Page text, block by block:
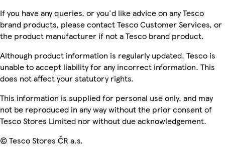
If you have any queries, or you'd like advice on any Tesco
brand products, please contact Tesco Customer Services, or
the product manufacturer if not a Tesco brand product.
Although product information is regularly updated, Tesco is
unable to accept liability for any incorrect information. This
does not affect your statutory rights.
This information is supplied for personal use only, and may
not be reproduced in any way without the prior consent of
Tesco Stores Limited nor without due acknowledgement.
© Tesco Stores ČR a.s.